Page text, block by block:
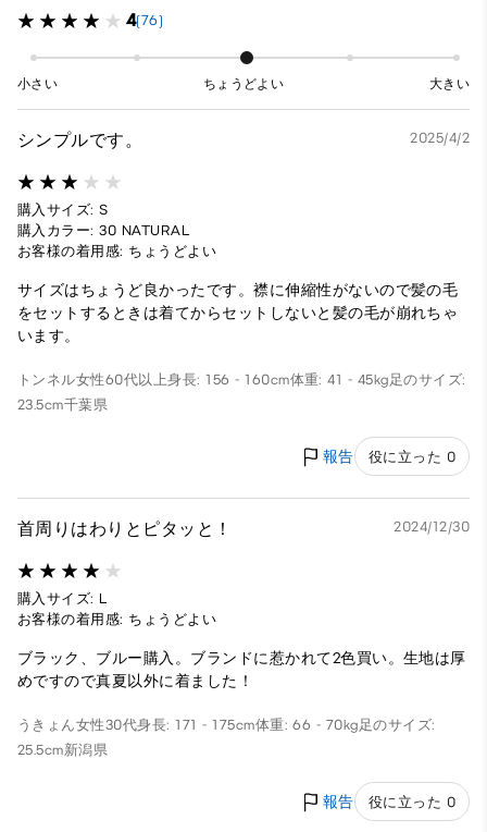
4(76)
小さい ちょうどよい 大きい
シンプルです。 2025/4/2
購入サイズ: S
購入カラー: 30 NATURAL
お客様の着用感: ちょうどよい
サイズはちょうど良かったです。襟に伸縮性がないので髪の毛
をセットするときは着てからセットしないと髪の毛が崩れちゃ
います。
トンネル女性60代以上身長: 156 - 160cm体重: 41 - 45kg足のサイズ:
23.5cm千葉県
報告 役に立った 0
首周りはわりとピタッと！ 2024/12/30
購入サイズ: L
お客様の着用感: ちょうどよい
ブラック、ブルー購入。ブランドに惹かれて2色買い。生地は厚
めですので真夏以外に着ました！
うきょん女性30代身長: 171 - 175cm体重: 66 - 70kg足のサイズ:
25.5cm新潟県
報告 役に立った 0